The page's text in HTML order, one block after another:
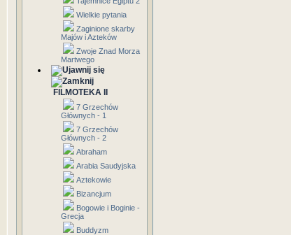
Wielkie pytania
Zaginione skarby
Majów i Azteków
Zwoje Znad Morza
Martwego
FILMOTEKA II
7 Grzechów
Głównych - 1
7 Grzechów
Głównych - 2
Abraham
Arabia Saudyjska
Aztekowie
Bizancjum
Bogowie i Boginie -
Grecja
Buddyzm